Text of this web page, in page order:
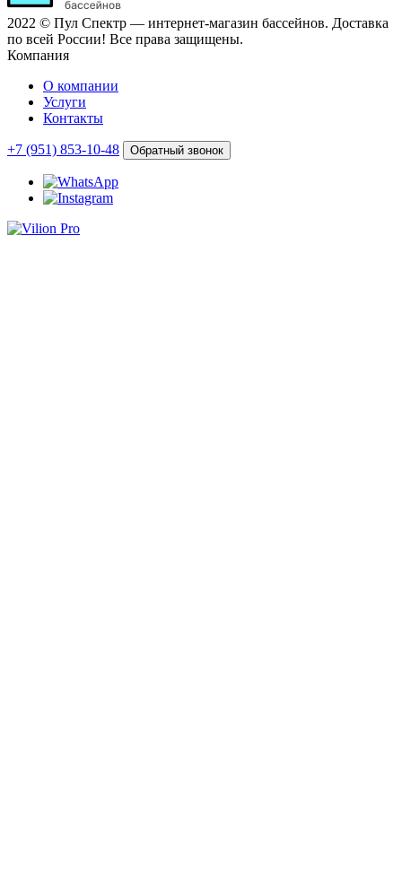
2022 © Пул Спектр — интернет-магазин бассейнов. Доставка
по всей России! Все права защищены.
Компания
О компании
Услуги
Контакты
+7 (951) 853-10-48 Обратный звонок